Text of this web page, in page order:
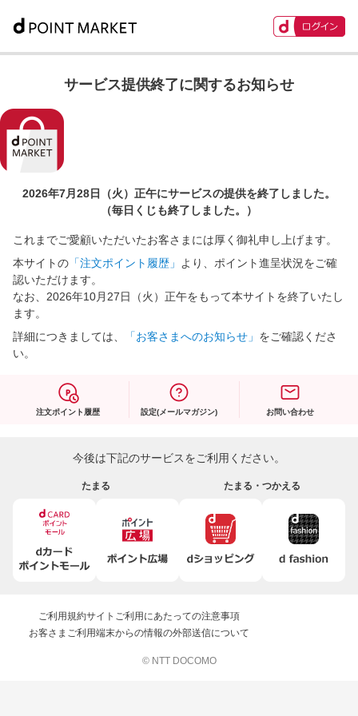
サービス提供終了に関するお知らせ
2026年7月28日（火）正午にサービスの提供を終了しました。
（毎日くじも終了しました。）
これまでご愛顧いただいたお客さまには厚く御礼申し上げます。
本サイトの 「注文ポイント履歴」
より、ポイント進呈状況をご確
認いただけます。
なお、2026年10月27日（火）正午をもって本サイトを終了いたし
ます。
詳細につきましては、
「お客さまへのお知らせ」 をご確認くださ
い。
注文ポイント履歴 設定(メールマガジン) お問い合わせ
今後は下記のサービスをご利用ください。
たまる たまる・つかえる
ご利用規約サイトご利用にあたっての注意事項
お客さまご利用端末からの情報の外部送信について
© NTT DOCOMO